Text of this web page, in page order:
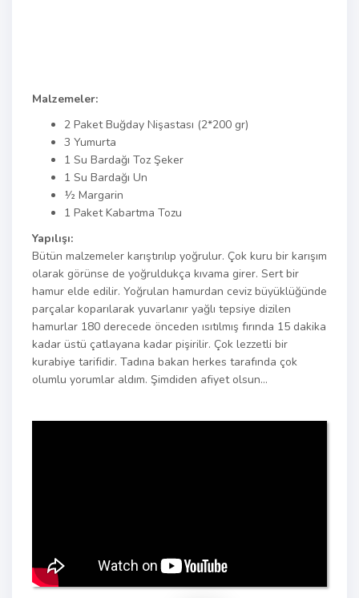
Malzemeler:
2 Paket Buğday Nişastası (2*200 gr)
3 Yumurta
1 Su Bardağı Toz Şeker
1 Su Bardağı Un
½ Margarin
1 Paket Kabartma Tozu
Yapılışı:
Bütün malzemeler karıştırılıp yoğrulur. Çok kuru bir karışım
olarak görünse de yoğruldukça kıvama girer. Sert bir
hamur elde edilir. Yoğrulan hamurdan ceviz büyüklüğünde
parçalar koparılarak yuvarlanır yağlı tepsiye dizilen
hamurlar 180 derecede önceden ısıtılmış fırında 15 dakika
kadar üstü çatlayana kadar pişirilir. Çok lezzetli bir
kurabiye tarifidir. Tadına bakan herkes tarafında çok
olumlu yorumlar aldım. Şimdiden afiyet olsun…